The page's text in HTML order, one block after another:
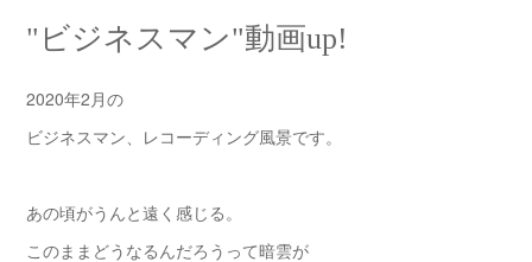
"ビジネスマン"動画up!
2020年2月の
ビジネスマン、レコーディング風景です。
あの頃がうんと遠く感じる。
このままどうなるんだろうって暗雲が